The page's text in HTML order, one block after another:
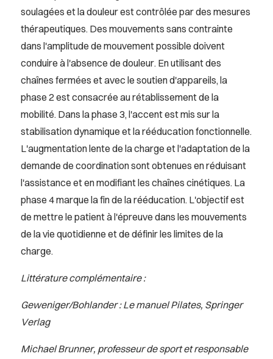
soulagées et la douleur est contrôlée par des mesures
thérapeutiques. Des mouvements sans contrainte
dans l'amplitude de mouvement possible doivent
conduire à l'absence de douleur. En utilisant des
chaînes fermées et avec le soutien d'appareils, la
phase 2 est consacrée au rétablissement de la
mobilité. Dans la phase 3, l'accent est mis sur la
stabilisation dynamique et la rééducation fonctionnelle.
L'augmentation lente de la charge et l'adaptation de la
demande de coordination sont obtenues en réduisant
l'assistance et en modifiant les chaînes cinétiques. La
phase 4 marque la fin de la rééducation. L'objectif est
de mettre le patient à l'épreuve dans les mouvements
de la vie quotidienne et de définir les limites de la
charge.
Littérature complémentaire :
Geweniger/Bohlander : Le manuel Pilates, Springer
Verlag
Michael Brunner, professeur de sport et responsable